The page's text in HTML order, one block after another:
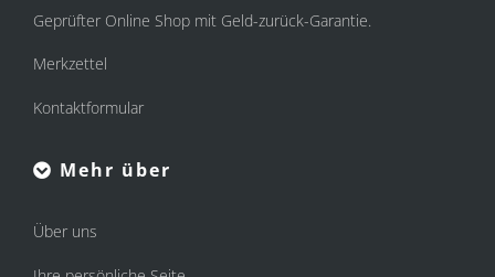
Geprüfter Online Shop mit Geld-zurück-Garantie.
Merkzettel
Kontaktformular
Mehr über
Über uns